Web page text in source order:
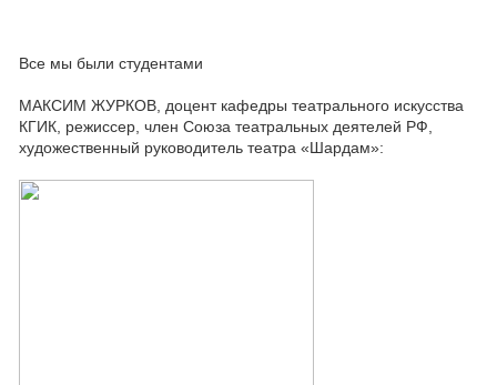
Все мы были студентами
МАКСИМ ЖУРКОВ, доцент кафедры театрального искусства
КГИК, режиссер, член Союза театральных деятелей РФ,
художественный руководитель театра «Шардам»: